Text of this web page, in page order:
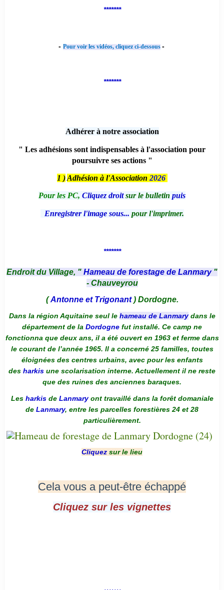
*******
- Pour voir les vidéos, cliquez ci-dessous -
*******
Adhérer à notre association
" Les adhésions sont indispensables à l'association pour
poursuivre ses actions "
1 ) Adhésion à l'Association 2026
Pour les PC, Cliquez droitsur le bulletin puis
Enregistrer l'image sous... pour l'imprimer.
*******
Endroit du Village, " Hameau de forestage de Lanmary "
- Chauveyrou
(Antonne et Trigonant) Dordogne.
Dans la région Aquitaine seul le hameau de Lanmarydans le
département de la Dordogne fut installé. Ce camp ne
fonctionna que deux ans, il a été ouvert en 1963 et ferme dans
le courant de l’année 1965. Il a concerné 25 familles, toutes
éloignées des centres urbains, avec pour les enfants
des harkis une scolarisation interne. Actuellement il ne reste
que des ruines des anciennes baraques.
Les harkis de Lanmaryont travaillé dans la forêt domaniale
de Lanmary, entre les parcelles forestières 24 et 28
particulièrement.
Cliquez sur le lieu
Cela vous a peut-être échappé
Cliquez sur les vignettes